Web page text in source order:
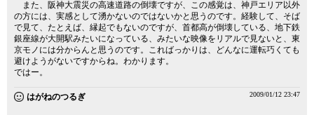
また、阪神大震災の高速道路の倒壊ですが、この感覚は、神戸エリア以外
の方には、実感として湧かないのではないかと思うのです。経験して、そば
で見て、たとえば、縁起でもないのですが、首都高が倒壊している、地下鉄
銀座線が大開駅みたいになっている、みたいな映像をリアルで見ないと、東
京モノには分からんと思うのです。こればっかりは、どんなに運転巧くても
避けようがないですからね。わかります。
ではー。
はがねのつるぎ 2009/01/12 23:47